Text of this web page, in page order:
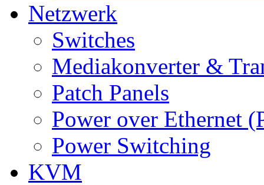
Netzwerk
Switches
Mediakonverter &
Patch Panels
Power over Ethernet
Power Switching
KVM